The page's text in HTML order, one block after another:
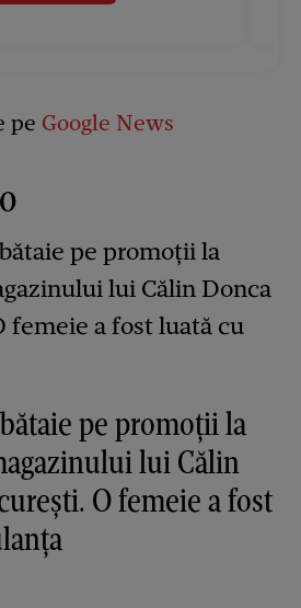
pe Google News
pe promoții la
lui Călin
O femeie a fost